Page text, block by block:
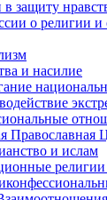
защиту
о религии и
и насилие
Православная
и ислам